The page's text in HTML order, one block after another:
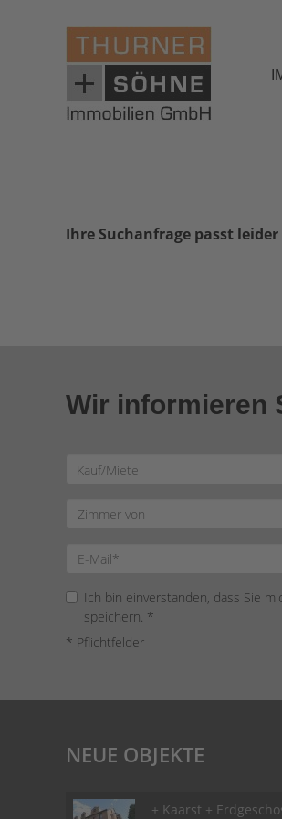
Ihre Suchanfrage passt
Wir informieren
Ich bin einverstanden, dass Sie
speichern. *
* Pflichtfelder
NEUE OBJEKTE
+ Kaarst +